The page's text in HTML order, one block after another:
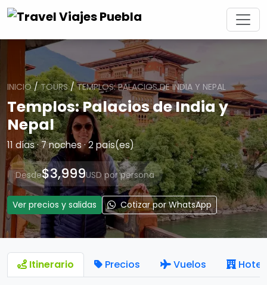
INICIO/TOURS/TEMPLOS: PALACIOS DE INDIA Y NEPAL
Templos: Palacios de India y
Nepal
11 días · 7 noches · 2 país(es)
Desde$3,999USD por persona
Ver precios y salidas Cotizar por WhatsApp
Itinerario Precios Vuelos